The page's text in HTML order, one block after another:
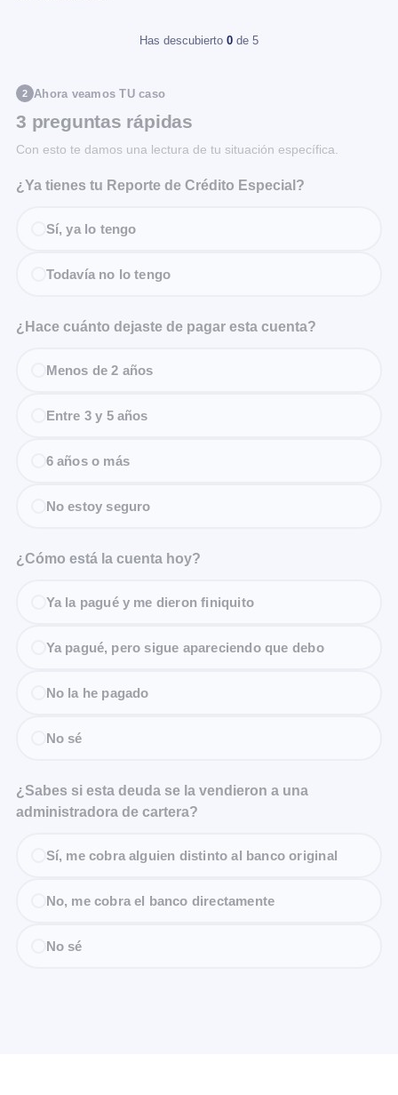
Has descubierto 0 de 5
2 Ahora veamos TU caso
3 preguntas rápidas
Con esto te damos una lectura de tu situación específica.
¿Ya tienes tu Reporte de Crédito Especial?
Sí, ya lo tengo
Todavía no lo tengo
¿Hace cuánto dejaste de pagar esta cuenta?
Menos de 2 años
Entre 3 y 5 años
6 años o más
No estoy seguro
¿Cómo está la cuenta hoy?
Ya la pagué y me dieron finiquito
Ya pagué, pero sigue apareciendo que debo
No la he pagado
No sé
¿Sabes si esta deuda se la vendieron a una
administradora de cartera?
Sí, me cobra alguien distinto al banco original
No, me cobra el banco directamente
No sé